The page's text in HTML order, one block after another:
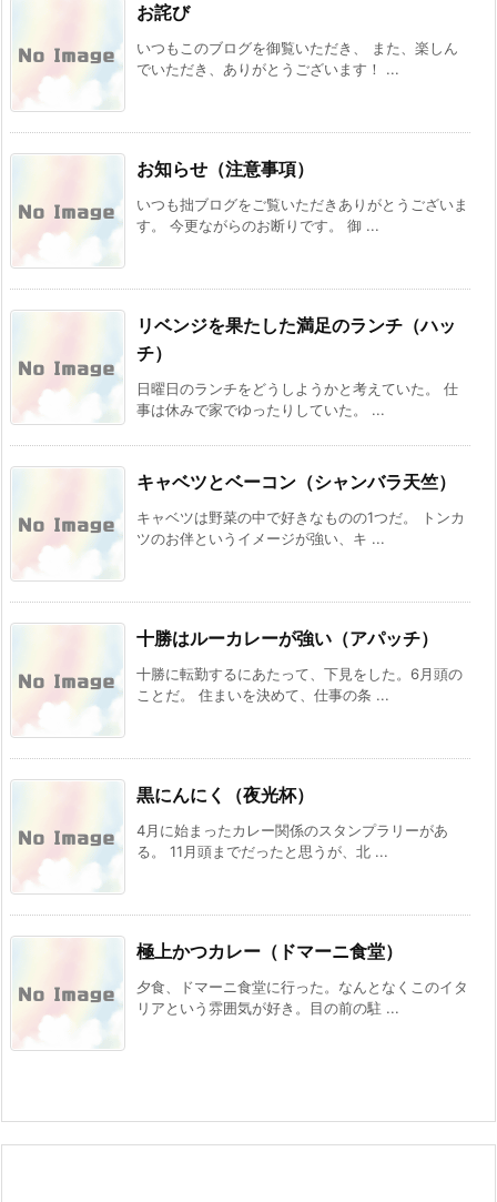
お詫び
いつもこのブログを御覧いただき、 また、楽しん
でいただき、ありがとうございます！ ...
お知らせ（注意事項）
いつも拙ブログをご覧いただきありがとうございま
す。 今更ながらのお断りです。 御 ...
リベンジを果たした満足のランチ（ハッ
チ）
日曜日のランチをどうしようかと考えていた。 仕
事は休みで家でゆったりしていた。 ...
キャベツとベーコン（シャンバラ天竺）
キャベツは野菜の中で好きなものの1つだ。 トンカ
ツのお伴というイメージが強い、キ ...
十勝はルーカレーが強い（アパッチ）
十勝に転勤するにあたって、下見をした。6月頭の
ことだ。 住まいを決めて、仕事の条 ...
黒にんにく（夜光杯）
4月に始まったカレー関係のスタンプラリーがあ
る。 11月頭までだったと思うが、北 ...
極上かつカレー（ドマーニ食堂）
夕食、ドマーニ食堂に行った。なんとなくこのイタ
リアという雰囲気が好き。目の前の駐 ...